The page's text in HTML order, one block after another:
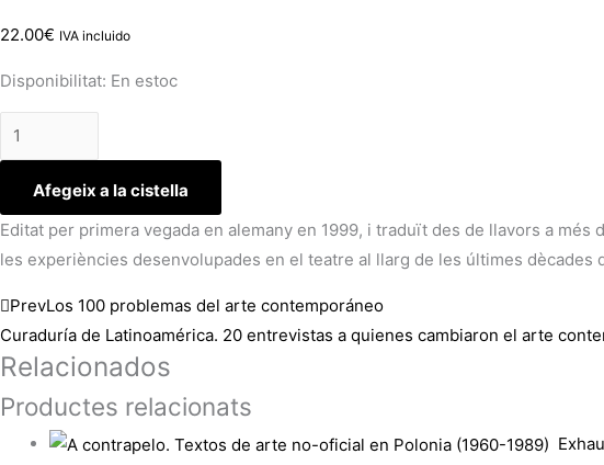
22.00€ IVA incluido
Disponibilitat: En estoc
Afegeix a la cistella
Editat per primera vegada en alemany en 1999, i traduït des de llavors a
les experiències desenvolupades en el teatre al llarg de les últimes dècades
PrevLos 100 problemas del arte contemporáneo
Curaduría de Latinoamérica. 20 entrevistas a quienes cambiaron el arte
Relacionados
Productes relacionats